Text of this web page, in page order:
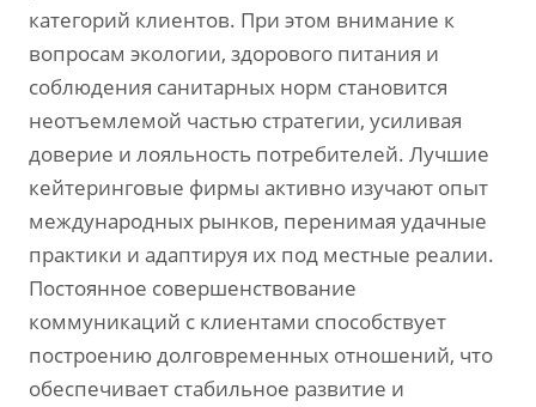
категорий клиентов. При этом внимание к
вопросам экологии‚ здорового питания и
соблюдения санитарных норм становится
неотъемлемой частью стратегии‚ усиливая
доверие и лояльность потребителей. Лучшие
кейтеринговые фирмы активно изучают опыт
международных рынков‚ перенимая удачные
практики и адаптируя их под местные реалии.
Постоянное совершенствование
коммуникаций с клиентами способствует
построению долговременных отношений‚ что
обеспечивает стабильное развитие и